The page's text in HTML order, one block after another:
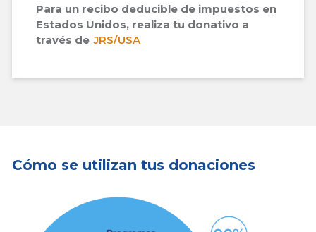
Para un recibo deducible de impuestos en
Estados Unidos, realiza tu donativo a
través de JRS/USA
Cómo se utilizan tus donaciones